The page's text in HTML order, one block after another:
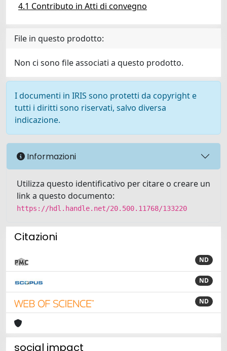
4.1 Contributo in Atti di convegno
File in questo prodotto:
Non ci sono file associati a questo prodotto.
I documenti in IRIS sono protetti da copyright e
tutti i diritti sono riservati, salvo diversa
indicazione.
Informazioni
Utilizza questo identificativo per citare o creare un
link a questo documento:
https://hdl.handle.net/20.500.11768/133220
Citazioni
ND
ND
ND
social impact